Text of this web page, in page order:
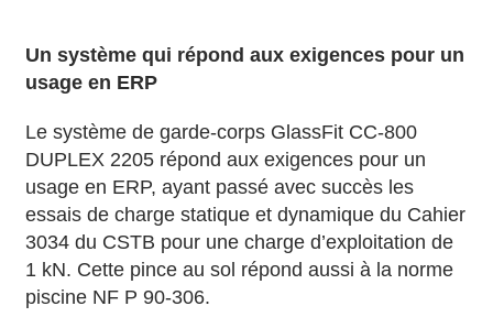
Un système qui répond aux exigences pour un
usage en ERP
Le système de garde-corps GlassFit CC-800
DUPLEX 2205 répond aux exigences pour un
usage en ERP, ayant passé avec succès les
essais de charge statique et dynamique du Cahier
3034 du CSTB pour une charge d’exploitation de
1 kN. Cette pince au sol répond aussi à la norme
piscine NF P 90-306.